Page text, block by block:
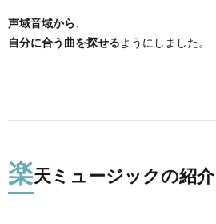
声域音域から
自分に合う曲を探せるようにしました。
楽天ミュージックの紹介